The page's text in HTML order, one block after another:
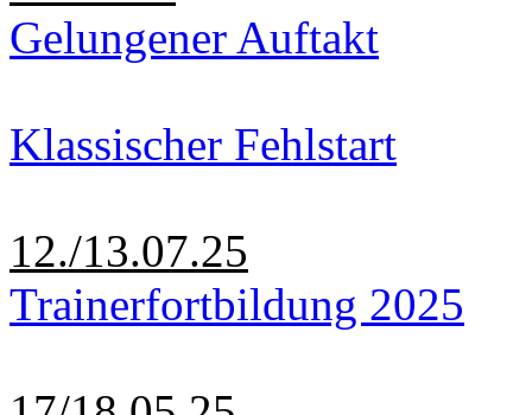
Gelungener Auftakt
Klassischer Fehlstart
12./13.07.25
Trainerfortbildung 2025